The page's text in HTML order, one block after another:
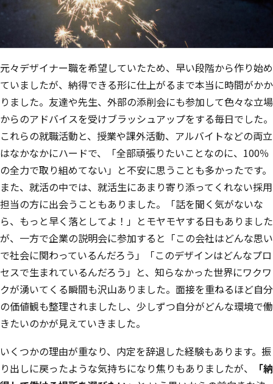
元々デザイナー職を希望していたため、早い段階から作り始め
ていましたが、納得できる形に仕上がるまで本当に時間がかか
りました。友達や先生、外部の添削会にも参加して色々な立場
からのアドバイスを受けブラッシュアップをする毎日でした。
これらの就職活動と、授業や課外活動、アルバイトなどの両立
はなかなかにハードで、「全部頑張りたいことなのに、100％
の全力で取り組めてない」と不安に思うことも多かったです。
また、就活の中では、就活生にあまり寄り添ってくれない採用
担当の方に出会うこともありました。「話を聞く気がないな
ら、もっと早く落としてよ！」とモヤモヤする日もありました
が、一方で企業の説明会に参加すると「この会社はどんな思い
で社会に関わっているんだろう」「このデザインはどんなプロ
セスで生まれているんだろう」と、知らなかった世界にワクワ
クが湧いてくる瞬間も沢山ありました。面接を重ねるほど自分
の価値観も整理されましたし、少しずつ自分がどんな環境で働
きたいのかが見えていきました。
いくつかの理由が重なり、内定を辞退した経験もあります。振
り出しに戻ったような気持ちになり焦りもありましたが、
「納